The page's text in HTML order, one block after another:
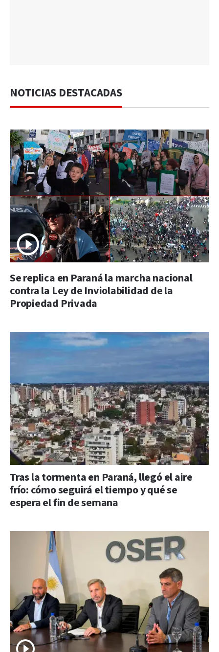
NOTICIAS DESTACADAS
Se replica en Paraná la marcha nacional
contra la Ley de Inviolabilidad de la
Propiedad Privada
Tras la tormenta en Paraná, llegó el aire
frío: cómo seguirá el tiempo y qué se
espera el fin de semana